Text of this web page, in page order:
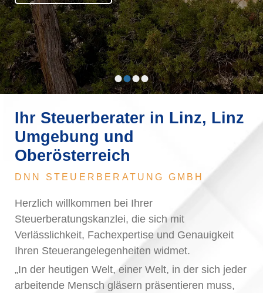
Ihr Steuerberater in Linz, Linz
Umgebung und
Oberösterreich
DNN STEUERBERATUNG GMBH
Herzlich willkommen bei Ihrer
Steuerberatungskanzlei, die sich mit
Verlässlichkeit, Fachexpertise und Genauigkeit
Ihren Steuerangelegenheiten widmet.
„In der heutigen Welt, einer Welt, in der sich jeder
arbeitende Mensch gläsern präsentieren muss,